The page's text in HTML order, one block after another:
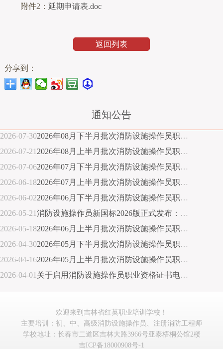
附件2： 延期申请表.doc
返回列表
分享到：
通知公告
2026-07-302026年08月下半月批次消防设施操作员职业技能鉴定公告(吉林省消防救援总队消防行业职业技能鉴定站)
2026-07-21 2026年08月上半月批次消防设施操作员职业技能鉴定公告(吉林省消防救援总队消防行业职业技能鉴定站)
2026-07-062026年07月下半月批次消防设施操作员职业技能鉴定公告(吉林省消防救援总队消防行业职业技能鉴定站)
2026-06-182026年07月上半月批次消防设施操作员职业技能鉴定公告(吉林省消防救援总队消防行业职业技能鉴定站)
2026-06-022026年06月下半月批次消防设施操作员职业技能鉴定公告(吉林省消防救援总队消防行业职业技能鉴定站)
2026-05-21消防设施操作员新国标2026版正式发布：监控/维保方向合并，报考门槛放宽
2026-05-182026年06月上半月批次消防设施操作员职业技能鉴定公告(吉林省消防救援总队消防行业职业技能鉴定站)
2026-04-302026年05月下半月批次消防设施操作员职业技能鉴定公告(吉林省消防救援总队消防行业职业技能鉴定站)
2026-04-162026年05月上半月批次消防设施操作员职业技能鉴定公告(吉林省消防救援总队消防行业职业技能鉴定站)
2026-04-01 关于启用消防设施操作员职业资格证书电子证照的公告
欢迎来到吉林省红英职业培训学校！
主要培训：初、中、高级消防设施操作员、注册消防工程师
学校地址：长春市二道区吉林大路3966号亚泰梧桐公馆2楼
吉ICP备18000908号-1